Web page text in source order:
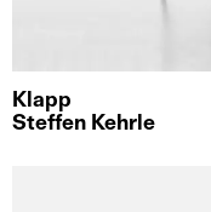
Klapp
Steffen Kehrle